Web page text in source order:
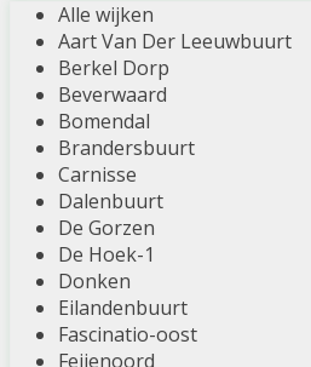
Alle wijken
Aart Van Der Leeuwbuurt
Berkel Dorp
Beverwaard
Bomendal
Brandersbuurt
Carnisse
Dalenbuurt
De Gorzen
De Hoek-1
Donken
Eilandenbuurt
Fascinatio-oost
Feijenoord